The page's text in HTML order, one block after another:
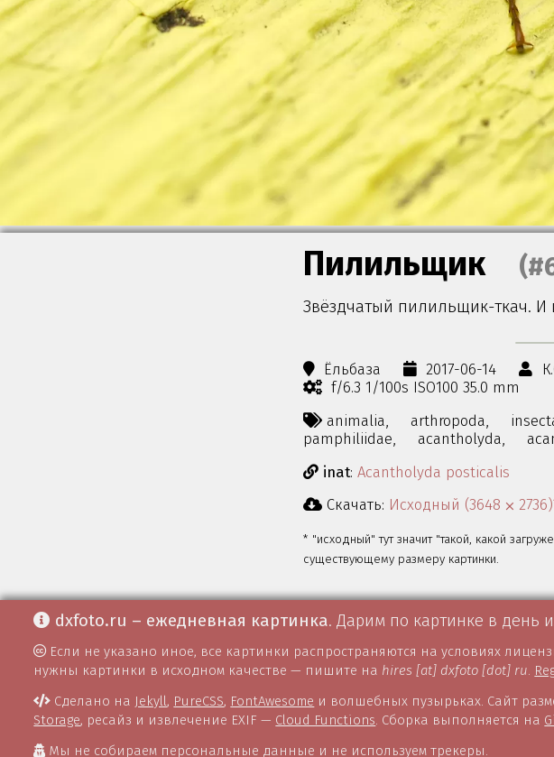
Пилильщик
Звёздчатый пилильщик-ткач.
Ёльбаза 2017-06-14
f/6.3 1/100s ISO100 35.0 mm
animalia,
arthropoda,
pamphiliidae,
acantholyda,
inat: Acantholyda posticalis
Скачать: Исходный (3648 ⨉
* "исходный" тут значит "такой, какой
существующему размеру картинки.
dxfoto.ru – ежедневная картинка. Дарим по картинке в день
Если не указано иное, все картинки распространяются на условиях
нужны картинки в исходном качестве — пишите на hires [at] dxfoto [dot] ru.
Сделано на Jekyll, PureCSS, FontAwesome и волшебных пузырьках. Сайт
Storage, ресайз и извлечение EXIF — Cloud Functions. Сборка выполняется на
Мы не собираем персональные данные и не используем трекеры.